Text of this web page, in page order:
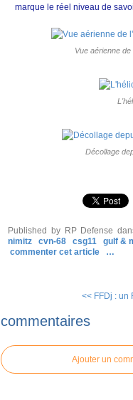
marque le réel niveau de
Vue aérienne
Décollage
Published by RP Defense
nimitz
cvn-68 csg11 gulf &
commenter cet article
…
<< FFDj : un
commentaires
Ajouter un